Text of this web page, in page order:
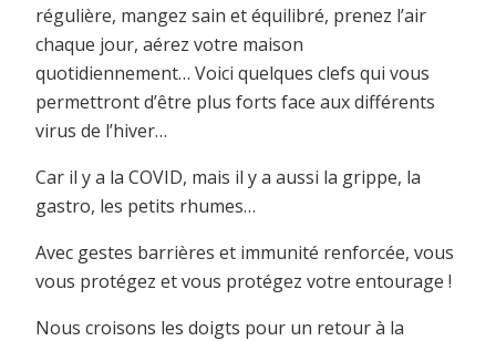
régulière, mangez sain et équilibré, prenez l’air
chaque jour, aérez votre maison
quotidiennement… Voici quelques clefs qui vous
permettront d’être plus forts face aux différents
virus de l’hiver…
Car il y a la COVID, mais il y a aussi la grippe, la
gastro, les petits rhumes…
Avec gestes barrières et immunité renforcée, vous
vous protégez et vous protégez votre entourage !
Nous croisons les doigts pour un retour à la